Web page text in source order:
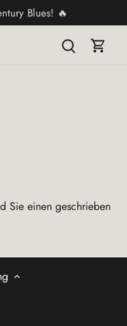
Blues! 🔥
Sie einen geschrieben